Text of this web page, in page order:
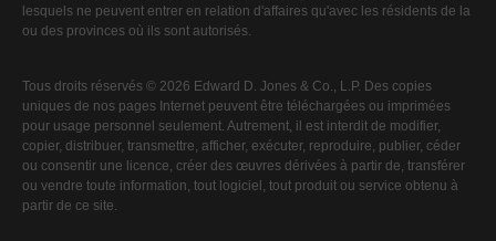
lesquels ne peuvent entrer en relation d'affaires qu'avec les résidents de la
ou des provinces où ils sont autorisés.
Tous droits réservés © 2026 Edward D. Jones & Co., L.P. Des copies
uniques de nos pages Internet peuvent être téléchargées ou imprimées
pour usage personnel seulement. Autrement, il est interdit de modifier,
copier, distribuer, transmettre, afficher, exécuter, reproduire, publier, céder
ou consentir une licence, créer des œuvres dérivées à partir de, transférer
ou vendre toute information, tout logiciel, tout produit ou service obtenu à
partir de ce site.